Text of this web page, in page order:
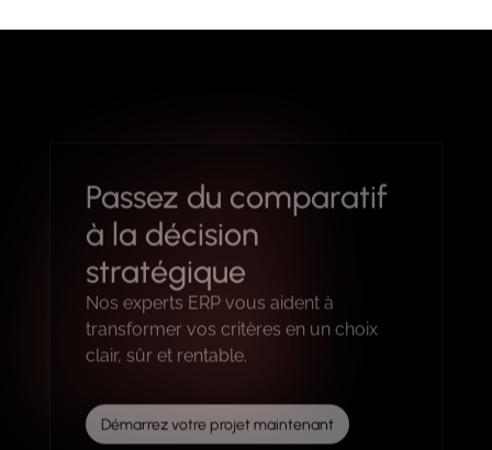
Passez du comparatif
à la décision
stratégique
Nos experts ERP vous aident à
transformer vos critères en un choix
clair, sûr et rentable.
Démarrez votre projet maintenant